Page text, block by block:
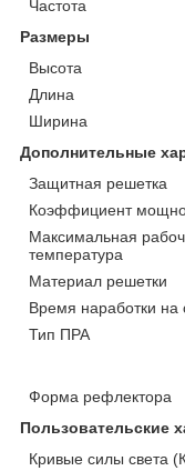
Частота
Размеры
Высота
Длина
Ширина
Дополнительные
Защитная решетка
Коэффициент
Максимальная
температура
Материал решетки
Время наработки на
Тип ПРА
Форма рефлектора
Пользовательские
Кривые силы света